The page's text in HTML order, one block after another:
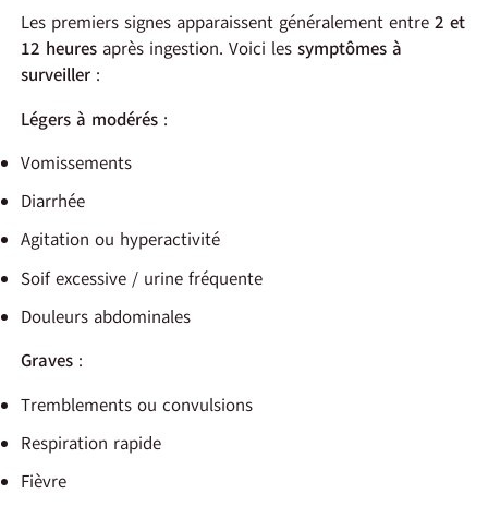
Les premiers signes apparaissent généralement entre2 et
12 heures après ingestion. Voici lessymptômes à
surveiller :
Légers à modérés :
Vomissements
Diarrhée
Agitation ou hyperactivité
Soif excessive / urine fréquente
Douleurs abdominales
Graves :
Tremblements ou convulsions
Respiration rapide
Fièvre